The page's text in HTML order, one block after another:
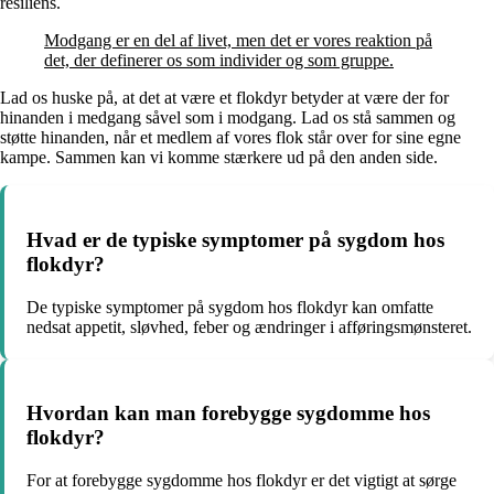
Modgang er en del af livet, men det er vores reaktion på
det, der definerer os som individer og som gruppe.
Lad os huske på, at det at være et flokdyr betyder at være der for
hinanden i medgang såvel som i modgang. Lad os stå sammen og
støtte hinanden, når et medlem af vores flok står over for sine egne
kampe. Sammen kan vi komme stærkere ud på den anden side.
Hvad er de typiske symptomer på sygdom hos
flokdyr?
De typiske symptomer på sygdom hos flokdyr kan omfatte
nedsat appetit, sløvhed, feber og ændringer i afføringsmønsteret.
Hvordan kan man forebygge sygdomme hos
flokdyr?
For at forebygge sygdomme hos flokdyr er det vigtigt at sørge